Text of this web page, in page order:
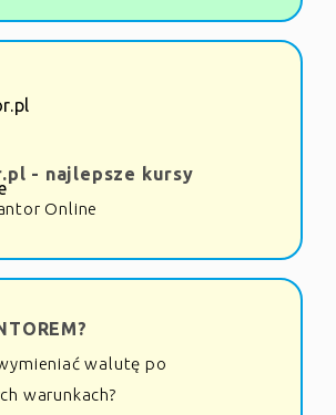
- najlepsze kursy
Online
walutę po
warunkach?